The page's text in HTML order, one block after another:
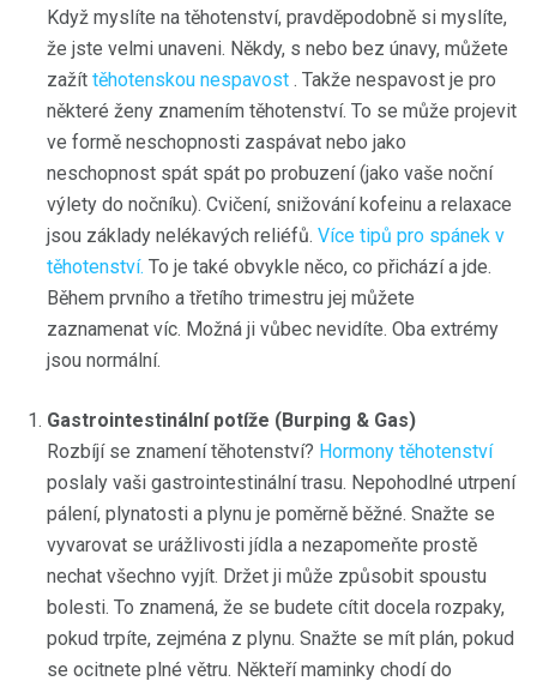
Když myslíte na těhotenství, pravděpodobně si myslíte,
že jste velmi unaveni. Někdy, s nebo bez únavy, můžete
zažít těhotenskou nespavost . Takže nespavost je pro
některé ženy znamením těhotenství. To se může projevit
ve formě neschopnosti zaspávat nebo jako
neschopnost spát spát po probuzení (jako vaše noční
výlety do nočníku). Cvičení, snižování kofeinu a relaxace
jsou základy nelékavých reliéfů. Více tipů pro spánek v
těhotenství. To je také obvykle něco, co přichází a jde.
Během prvního a třetího trimestru jej můžete
zaznamenat víc. Možná ji vůbec nevidíte. Oba extrémy
jsou normální.
Gastrointestinální potíže (Burping & Gas)
Rozbíjí se znamení těhotenství? Hormony těhotenství
poslaly vaši gastrointestinální trasu. Nepohodlné utrpení
pálení, plynatosti a plynu je poměrně běžné. Snažte se
vyvarovat se urážlivosti jídla a nezapomeňte prostě
nechat všechno vyjít. Držet ji může způsobit spoustu
bolesti. To znamená, že se budete cítit docela rozpaky,
pokud trpíte, zejména z plynu. Snažte se mít plán, pokud
se ocitnete plné větru. Někteří maminky chodí do